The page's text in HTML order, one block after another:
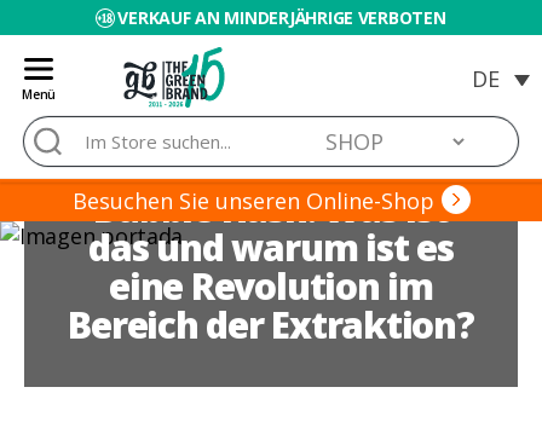
VERKAUF AN MINDERJÄHRIGE VERBOTEN
Menü
Blog
Grow
Barato
Suche
nach:
Besuchen Sie unseren Online-Shop
Bubble Hash: Was ist
das und warum ist es
eine Revolution im
Bereich der Extraktion?